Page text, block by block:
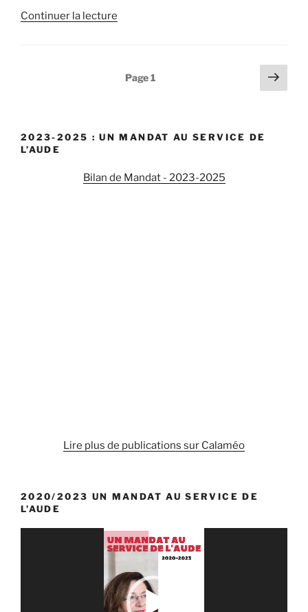
Continuer la lecture
mobilise
le
la
Page1
Page
2023-2025 : UN MANDAT AU SERVICE DE
L’AUDE
Bilan de Mandat - 2023-2025
Lire plus de publications sur Calaméo
2020/2023 UN MANDAT AU SERVICE DE
L’AUDE